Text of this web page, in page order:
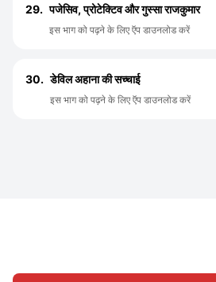
29. पजेसिव, प्रोटेक्टिव और गुस्सा राजकुमार
इस भाग को पढ़ने के लिए ऍप डाउनलोड करें
30. डेविल अहाना की सच्चाई
इस भाग को पढ़ने के लिए ऍप डाउनलोड करें